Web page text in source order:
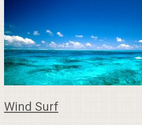
Wind Surf